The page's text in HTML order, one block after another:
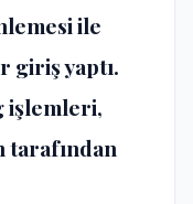
ile
giriş yaptı.
işlemleri,
tarafından